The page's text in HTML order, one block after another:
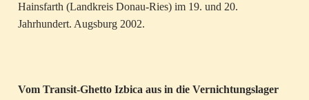
Hainsfarth (Landkreis Donau-Ries) im 19. und 20.
Jahrhundert. Augsburg 2002.
Vom Transit-Ghetto Izbica aus in die Vernichtungslager